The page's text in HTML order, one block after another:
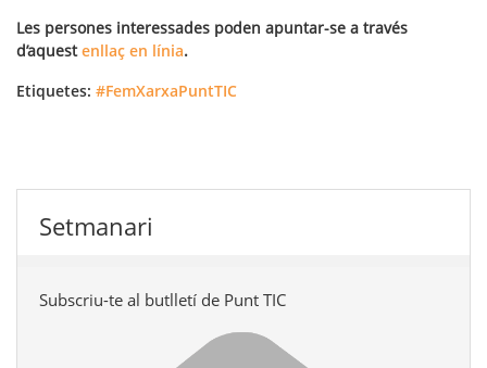
Les persones interessades poden apuntar-se a través
d’aquestenllaç en línia.
Etiquetes: #FemXarxaPuntTIC
Setmanari
Subscriu-te al butlletí de Punt TIC